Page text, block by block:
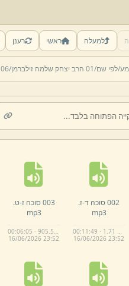
למעלה ראשי רענן
לפי שם/01 הרב יצחק שלמה זילברמן/ 06 קריאה ושינון/
002 סוכה ד-
ז.
mp3
00:11:49 · 1.71 MB
16/06/2026 23:52
003 סוכה ז-
ט.
mp3
00:06:05 · 905.5 KB
16/06/2026 23:52